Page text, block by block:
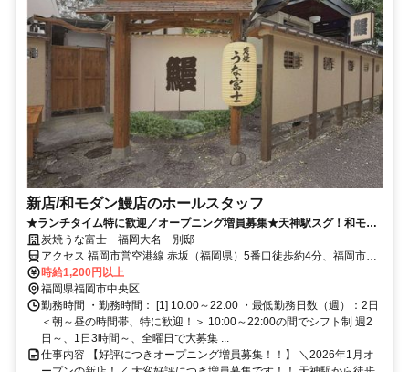
新店/和モダン鰻店のホールスタッフ
★ランチタイム特に歓迎／オープニング増員募集★天神駅スグ！和モダ
ン有名鰻店！絶品賄い付！主婦さん活躍中
炭焼うな富士 福岡大名 別邸
アクセス 福岡市営空港線 赤坂（福岡県）5番口徒歩約4分、福岡市営
空港線 天神3番口徒歩約6分、西鉄天神大牟田線 西鉄福岡(天神)北口
徒歩約6分 天神駅から徒歩5分、赤坂駅から徒歩4分
時給1,200円以上
福岡県福岡市中央区
勤務時間 ・勤務時間： [1] 10:00～22:00 ・最低勤務日数（週）：2日
＜朝～昼の時間帯、特に歓迎！＞ 10:00～22:00の間でシフト制 週2
日～、1日3時間～、全曜日で大募集 ...
仕事内容 【好評につきオープニング増員募集！！】 ＼2026年1月オ